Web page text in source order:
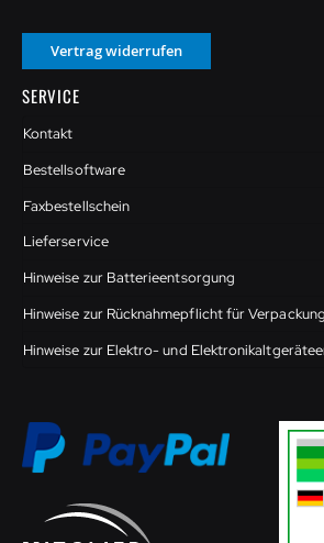
Vertrag widerrufen
SERVICE
Kontakt
Bestellsoftware
Faxbestellschein
Lieferservice
Hinweise zur Batterieentsorgung
Hinweise zur Rücknahmepflicht für
Hinweise zur Elektro- und